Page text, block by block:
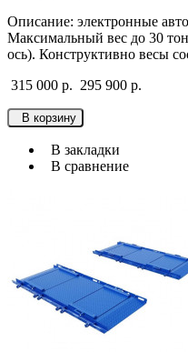
Описание: электронные
Максимальный вес до 30
ось). Конструктивно весы
315 000 р. 295 900 р.
В корзину
В закладки
В сравнение